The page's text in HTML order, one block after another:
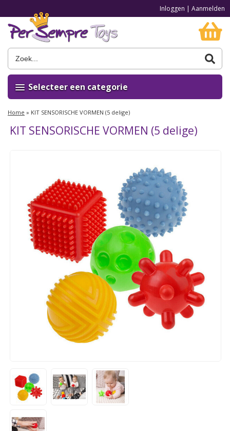
Inloggen | Aanmelden
Selecteer een categorie
Home » KIT SENSORISCHE VORMEN (5 delige)
KIT SENSORISCHE VORMEN (5 delige)